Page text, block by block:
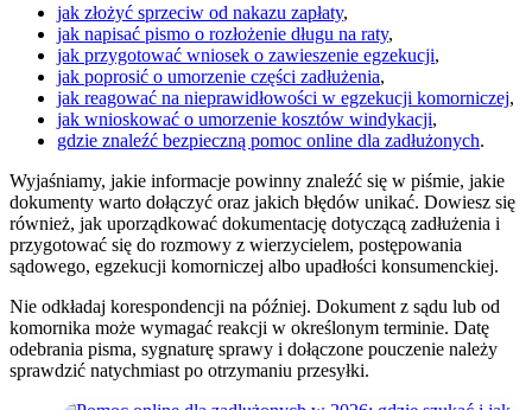
jak złożyć sprzeciw od nakazu zapłaty,
jak napisać pismo o rozłożenie długu na raty,
jak przygotować wniosek o zawieszenie egzekucji,
jak poprosić o umorzenie części zadłużenia,
jak reagować na nieprawidłowości w egzekucji komorniczej,
jak wnioskować o umorzenie kosztów windykacji,
gdzie znaleźć bezpieczną pomoc online dla zadłużonych.
Wyjaśniamy, jakie informacje powinny znaleźć się w piśmie, jakie
dokumenty warto dołączyć oraz jakich błędów unikać. Dowiesz się
również, jak uporządkować dokumentację dotyczącą zadłużenia i
przygotować się do rozmowy z wierzycielem, postępowania
sądowego, egzekucji komorniczej albo upadłości konsumenckiej.
Nie odkładaj korespondencji na później. Dokument z sądu lub od
komornika może wymagać reakcji w określonym terminie. Datę
odebrania pisma, sygnaturę sprawy i dołączone pouczenie należy
sprawdzić natychmiast po otrzymaniu przesyłki.